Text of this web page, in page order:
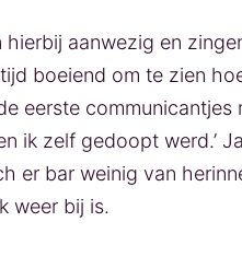
aanwezig en
boeiend om te zien
eerste communicantjes
ik zelf gedoopt werd.’
er bar weinig van
weer bij is.